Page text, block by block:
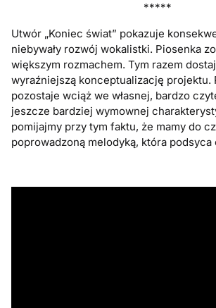
*****
Utwór „Koniec świat” pokazuje
niebywały rozwój wokalistki. Piosenka
większym rozmachem. Tym razem
wyraźniejszą konceptualizację projektu.
pozostaje wciąż we własnej, bardzo
jeszcze bardziej wymownej
pomijajmy przy tym faktu, że mamy do
poprowadzoną melodyką, która podsyca